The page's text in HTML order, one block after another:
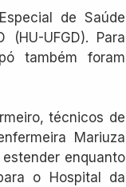
de Saúde
UFGD). Para
também foram
técnicos de
Mariuza
enquanto
o Hospital da